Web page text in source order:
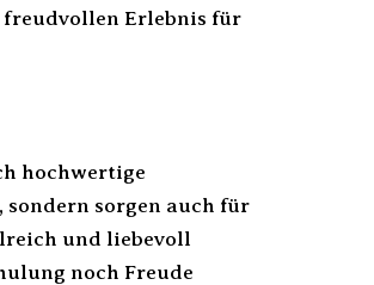
freudvollen Erlebnis für
hochwertige
sorgen auch für
und liebevoll
noch Freude